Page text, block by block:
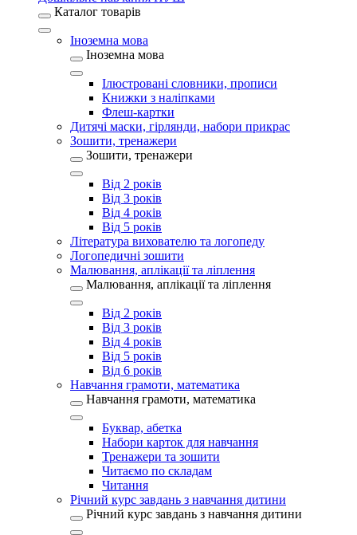
Каталог товарів
Іноземна мова
Іноземна мова
Ілюстровані словники, прописи
Книжки з наліпками
Флеш-картки
Дитячі маски, гірлянди, набори прикрас
Зошити, тренажери
Зошити, тренажери
Від 2 років
Від 3 років
Від 4 років
Від 5 років
Література вихователю та логопеду
Логопедичні зошити
Малювання, аплікації та ліплення
Малювання, аплікації та ліплення
Від 2 років
Від 3 років
Від 4 років
Від 5 років
Від 6 років
Навчання грамоти, математика
Навчання грамоти, математика
Буквар, абетка
Набори карток для навчання
Тренажери та зошити
Читаємо по складам
Читання
Річний курс завдань з навчання дитини
Річний курс завдань з навчання дитини